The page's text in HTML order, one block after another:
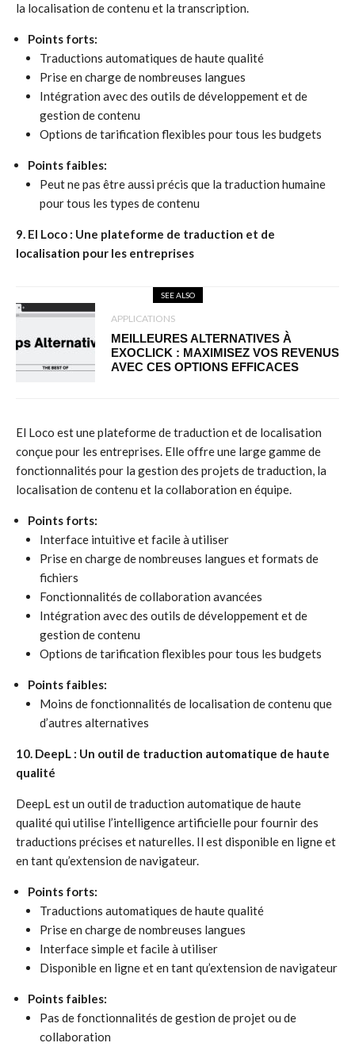
la localisation de contenu et la transcription.
Points forts:
Traductions automatiques de haute qualité
Prise en charge de nombreuses langues
Intégration avec des outils de développement et de
gestion de contenu
Options de tarification flexibles pour tous les budgets
Points faibles:
Peut ne pas être aussi précis que la traduction humaine
pour tous les types de contenu
9. El Loco : Une plateforme de traduction et de
localisation pour les entreprises
SEE ALSO
APPLICATIONS
MEILLEURES ALTERNATIVES À
EXOCLICK : MAXIMISEZ VOS REVENUS
AVEC CES OPTIONS EFFICACES
El Loco est une plateforme de traduction et de localisation
conçue pour les entreprises. Elle offre une large gamme de
fonctionnalités pour la gestion des projets de traduction, la
localisation de contenu et la collaboration en équipe.
Points forts:
Interface intuitive et facile à utiliser
Prise en charge de nombreuses langues et formats de
fichiers
Fonctionnalités de collaboration avancées
Intégration avec des outils de développement et de
gestion de contenu
Options de tarification flexibles pour tous les budgets
Points faibles:
Moins de fonctionnalités de localisation de contenu que
d’autres alternatives
10. DeepL : Un outil de traduction automatique de haute
qualité
DeepL est un outil de traduction automatique de haute
qualité qui utilise l’intelligence artificielle pour fournir des
traductions précises et naturelles. Il est disponible en ligne et
en tant qu’extension de navigateur.
Points forts:
Traductions automatiques de haute qualité
Prise en charge de nombreuses langues
Interface simple et facile à utiliser
Disponible en ligne et en tant qu’extension de navigateur
Points faibles:
Pas de fonctionnalités de gestion de projet ou de
collaboration